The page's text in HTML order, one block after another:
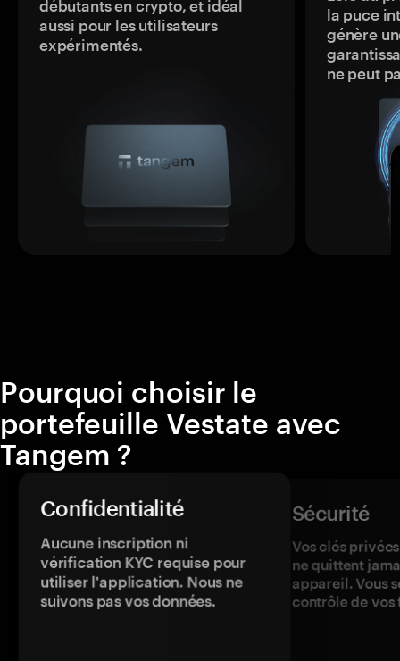
débutants en crypto, et idéal
aussi pour les utilisateurs
expérimentés.
la puce
génère
ne peut
Pourquoi choisir le
portefeuille Vestate avec
Tangem ?
Confidentialité
Aucune inscription ni
vérification KYC requise pour
utiliser l'application. Nous ne
suivons pas vos données.
Sécurité
Vos clés
ne quittent
appareil. Vous
contrôle de vos